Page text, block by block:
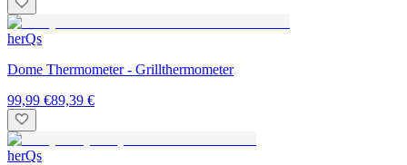
herQs
Dome Thermometer - Grillthermometer
99,99 €89,39 €
herQs